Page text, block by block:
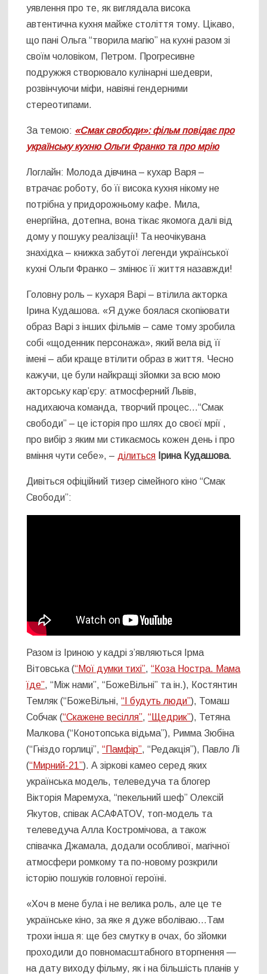
уявлення про те, як виглядала висока
автентична кухня майже століття тому. Цікаво,
що пані Ольга “творила магію” на кухні разом зі
своїм чоловіком, Петром. Прогресивне
подружжя створювало кулінарні шедеври,
розвінчуючи міфи, навіяні гендерними
стереотипами.
За темою: «Смак свободи»: фільм повідає про
українську кухню Ольги Франко та про мрію
Логлайн: Молода дівчина – кухар Варя –
втрачає роботу, бо її висока кухня нікому не
потрібна у придорожньому кафе. Мила,
енергійна, дотепна, вона тікає якомога далі від
дому у пошуку реалізації! Та неочікувана
знахідка – книжка забутої легенди української
кухні Ольги Франко – змінює її життя назавжди!
Головну роль – кухаря Варі – втілила акторка
Ірина Кудашова. «Я дуже боялася скопіювати
образ Варі з інших фільмів – саме тому зробила
собі «щоденник персонажа», який вела від її
імені – аби краще втілити образ в життя. Чесно
кажучи, це були найкращі зйомки за всю мою
акторську карʼєру: атмосферний Львів,
надихаюча команда, творчий процес…“Смак
свободи” – це історія про шлях до своєї мрії ,
про вибір з яким ми стикаємось кожен день і про
вміння чути себе», – ділиться Ірина Кудашова.
Дивіться офіційний тизер сімейного кіно “Смак
Свободи”:
Разом із Іриною у кадрі зʼявляються Ірма
Вітовська (“Мої думки тихі”,“Коза Ностра. Мама
їде”, “Між нами”, “БожеВільні” та ін.), Костянтин
Темляк (“БожеВільні,“І будуть люди”), Томаш
Собчак (“Скажене весілля”,“Щедрик”), Тетяна
Малкова (“Конотопська відьма”), Римма Зюбіна
(“Гніздо горлиці”,“Памфір”, “Редакція”), Павло Лі
(“Мирний-21”). А зіркові камео серед яких
українська модель, телеведуча та блогер
Вікторія Маремуха, “пекельний шеф” Олексій
Якутов, співак АСАФАТОV, топ-модель та
телеведуча Алла Костромічова, а також
співачка Джамала, додали особливої, магічної
атмосфери ромкому та по-новому розкрили
історію пошуків головної героїні.
«Хоч в мене була і не велика роль, але це те
українське кіно, за яке я дуже вболіваю…Там
трохи інша я: ще без смутку в очах, бо зйомки
проходили до повномасштабного вторгнення —
на дату виходу фільму, як і на більшість планів у